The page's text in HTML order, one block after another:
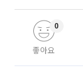
좋아요
0